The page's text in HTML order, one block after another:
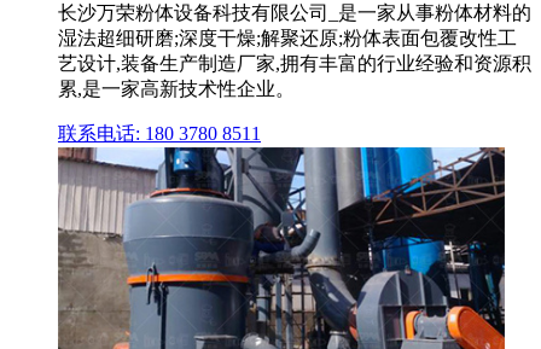
长沙万荣粉体设备科技有限公司_是一家从事粉体材料的
湿法超细研磨;深度干燥;解聚还原;粉体表面包覆改性工
艺设计,装备生产制造厂家,拥有丰富的行业经验和资源积
累,是一家高新技术性企业。
联系电话: 180 3780 8511